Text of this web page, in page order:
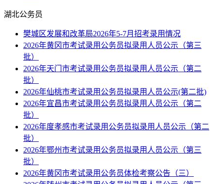
湖北公务员
樊城区发展和改革局2026年5-7月招考录用情况
2026年黄冈市考试录用公务员拟录用人员公示（第三
批）
2026年天门市考试录用公务员拟录用人员公示（第二
批）
2026年仙桃市考试录用公务员拟录用人员公示(第二批)
2026年宜昌市考试录用公务员拟录用人员公示（第二
批）
2026年度孝感市考试录用公务员拟录用人员公示（第二
批）
2026年鄂州市考试录用公务员拟录用人员公示（第三
批）
2026年黄冈市考试录用公务员体检考察公告（三）